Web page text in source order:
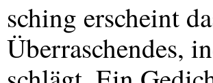
sching erscheint
Überraschendes,